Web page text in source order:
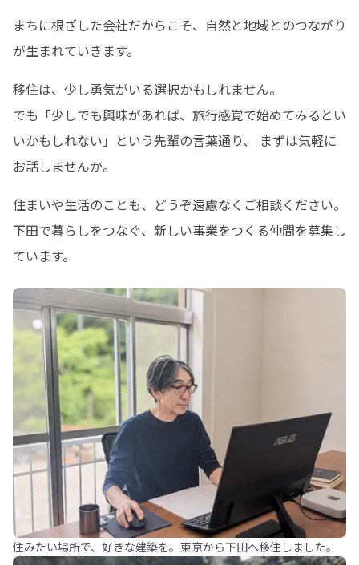
まちに根ざした会社だからこそ、自然と地域とのつながり
が生まれていきます。
移住は、少し勇気がいる選択かもしれません。
でも「少しでも興味があれば、旅行感覚で始めてみるとい
いかもしれない」という先輩の言葉通り、 まずは気軽に
お話しませんか。
住まいや生活のことも、どうぞ遠慮なくご相談ください。
下田で暮らしをつなぐ、新しい事業をつくる仲間を募集し
ています。
住みたい場所で、好きな建築を。東京から下田へ移住しました。